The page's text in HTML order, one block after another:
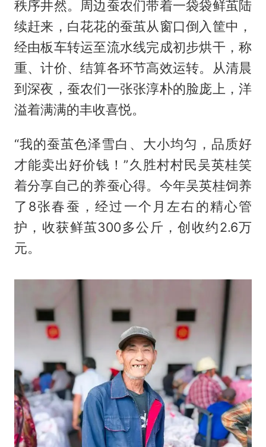
秩序井然。周边蚕农们带着一袋袋鲜茧陆
续赶来，白花花的蚕茧从窗口倒入筐中，
经由板车转运至流水线完成初步烘干，称
重、计价、结算各环节高效运转。从清晨
到深夜，蚕农们一张张淳朴的脸庞上，洋
溢着满满的丰收喜悦。
“我的蚕茧色泽雪白、大小均匀，品质好
才能卖出好价钱！”久胜村村民吴英桂笑
着分享自己的养蚕心得。今年吴英桂饲养
了8张春蚕，经过一个月左右的精心管
护，收获鲜茧300多公斤，创收约2.6万
元。